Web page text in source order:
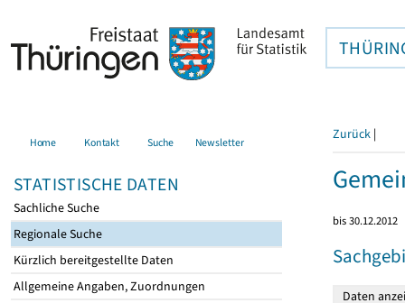
Home Kontakt Suche Newsletter
STATISTISCHE DATEN
Sachliche Suche
Regionale Suche
Kürzlich bereitgestellte Daten
Allgemeine Angaben, Zuordnungen
Zurück |
bis 30.12.2012